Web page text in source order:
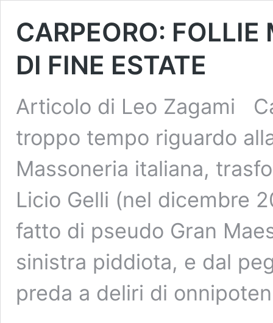
CARPEORO:
DI FINE ESTATE
Articolo di Leo Zagami
troppo tempo riguardo
Massoneria italiana,
Licio Gelli (nel dicembre
fatto di pseudo Gran
sinistra piddiota, e dal
preda a deliri di